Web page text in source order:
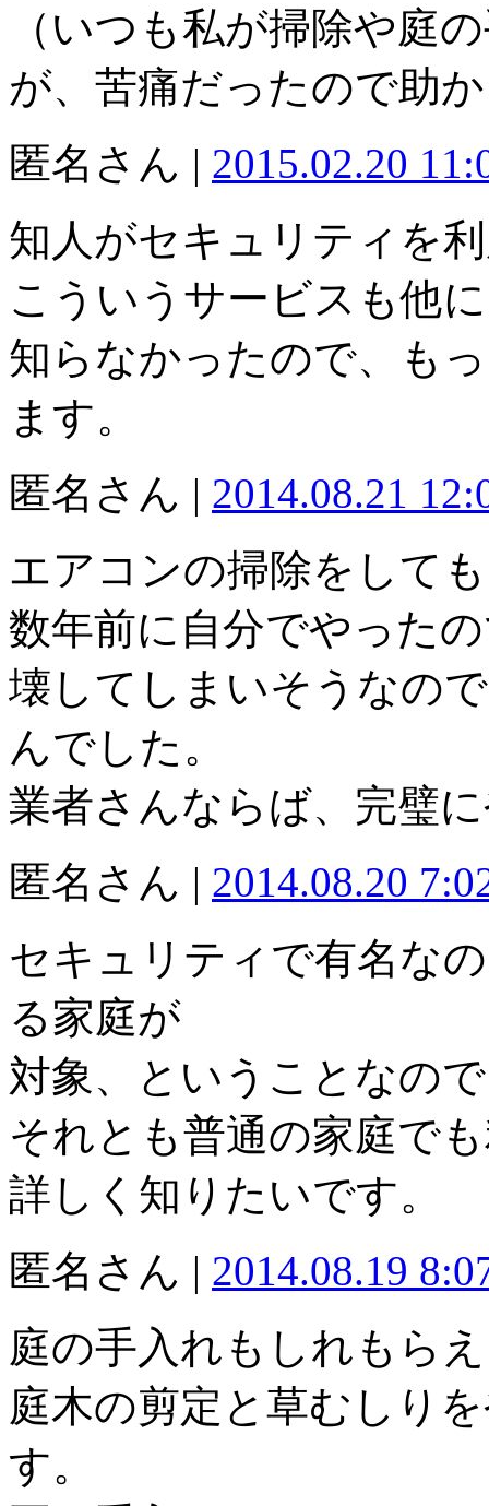
（いつも私が掃除や庭
が、苦痛だったので助
匿名さん | 2015.02.20
知人がセキュリティを
こういうサービスも他
知らなかったので、も
ます。
匿名さん | 2014.08.21
エアコンの掃除をして
数年前に自分でやった
壊してしまいそうなの
んでした。
業者さんならば、完璧
匿名さん | 2014.08.20
セキュリティで有名な
る家庭が
対象、ということなの
それとも普通の家庭で
詳しく知りたいです。
匿名さん | 2014.08.19
庭の手入れもしれもら
庭木の剪定と草むしり
す。